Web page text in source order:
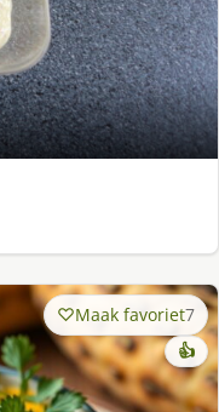
Maak favoriet7
👍